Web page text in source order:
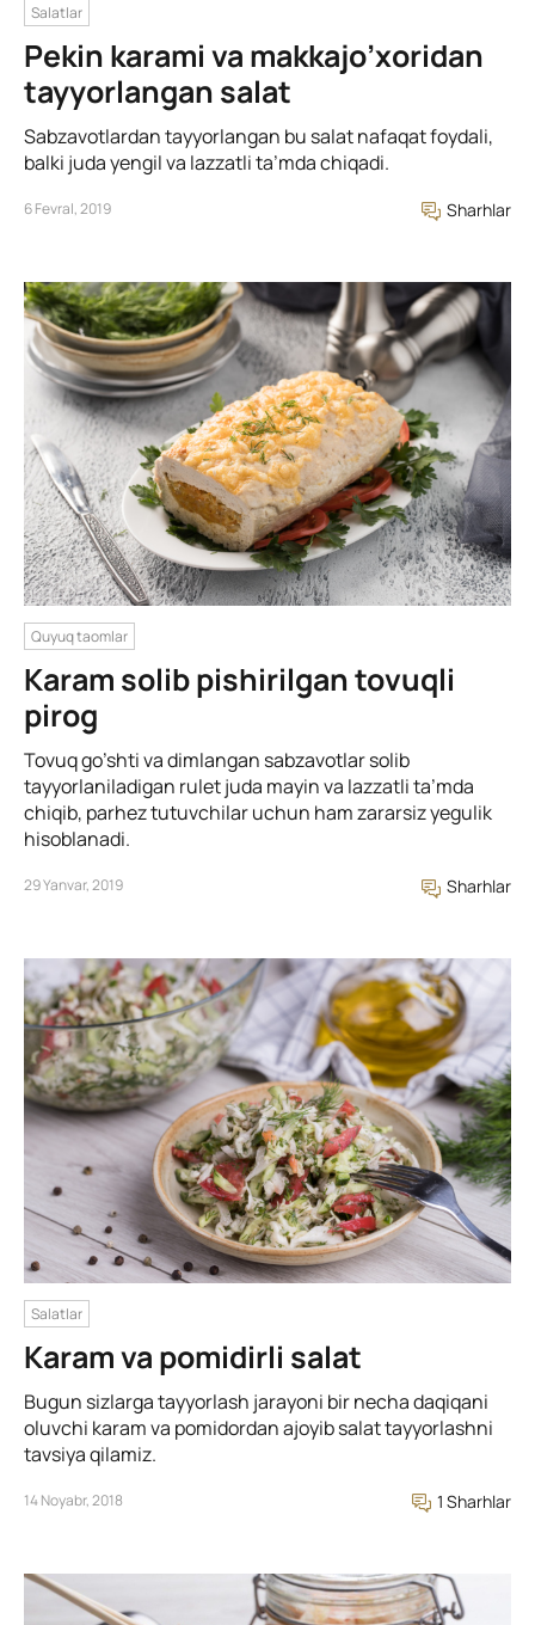
Salatlar
Pekin karami va makkajo’xoridan
tayyorlangan salat
Sabzavotlardan tayyorlangan bu salat nafaqat foydali,
balki juda yengil va lazzatli ta’mda chiqadi.
6 Fevral, 2019 Sharhlar
Quyuq taomlar
Karam solib pishirilgan tovuqli
pirog
Tovuq go’shti va dimlangan sabzavotlar solib
tayyorlaniladigan rulet juda mayin va lazzatli ta’mda
chiqib, parhez tutuvchilar uchun ham zararsiz yegulik
hisoblanadi.
29 Yanvar, 2019 Sharhlar
Salatlar
Karam va pomidirli salat
Bugun sizlarga tayyorlash jarayoni bir necha daqiqani
oluvchi karam va pomidordan ajoyib salat tayyorlashni
tavsiya qilamiz.
14 Noyabr, 2018 1 Sharhlar